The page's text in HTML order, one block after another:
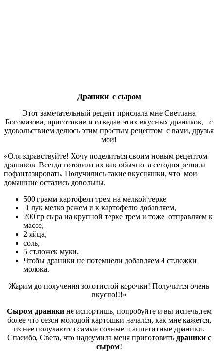
Драники с сыром
Этот замечательный рецепт прислала мне Светлана
Богомазова, приготовив и отведав этих вкусных драников, с
удовольствием делюсь этим простым рецептом с вами, друзья
мои!
«Оля здравствуйте! Хочу поделиться своим новым рецептом
драников. Всегда готовила их как обычно, а сегодня решила
пофантазировать. Получились такие вкусняшки, что мои
домашние остались довольны.
500 грамм картофеля трем на мелкой терке
1 лук мелко режем и к картофелю добавляем,
200 гр сыра на крупной терке трем и тоже отправляем к
массе,
2 яйца,
соль,
5 ст.ложек муки.
Чтобы драники не потемнели добавляем 4 ст.ложки
молока.
Жарим до получения золотистой корочки! Получится очень
вкусно!!!»
Сыром драникине испортишь, попробуйте и вы испечь,тем
более что сезон молодой картошки начался, как мне кажется,
из нее получаются самые сочные и аппетитные драники.
Спасибо, Света, что надоумила меня приготовить драники с
сыром!